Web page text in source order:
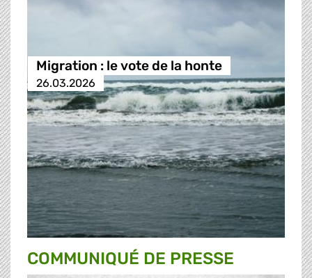
Migration : le vote de la honte
26.03.2026
COMMUNIQUÉ DE PRESSE